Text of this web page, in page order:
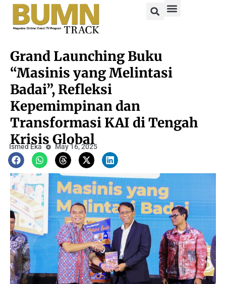
Grand Launching Buku
“Masinis yang Melintasi
Badai”, Refleksi
Kepemimpinan dan
Transformasi KAI di Tengah
Krisis Global
Ismed Eka May 16, 2025